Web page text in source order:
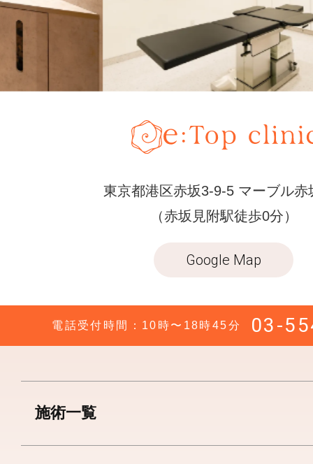
東京都港区赤坂3-9-5 マーブル赤
（赤坂見附駅徒歩0分）
Google Map
電話受付時間：10時〜18時45分 03-
施術一覧